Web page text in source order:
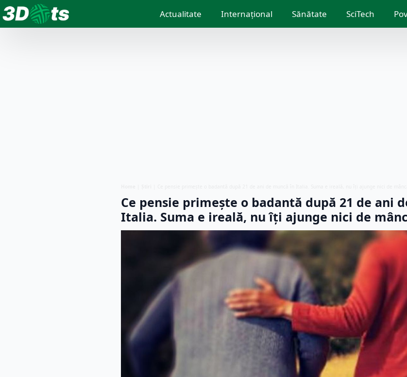
Actualitate Internațional Sănătate SciTech
Ce pensie primește o badantă după 21 de ani
Italia. Suma e ireală, nu îți ajunge nici de